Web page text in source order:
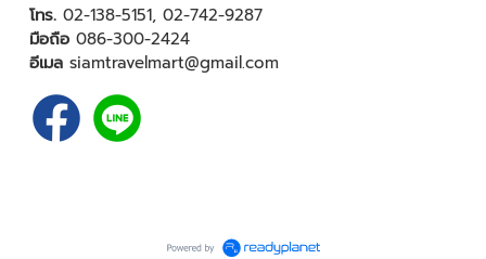
โทร. 02-138-5151, 02-742-9287
มือถือ 086-300-2424
อีเมล siamtravelmart@gmail.com